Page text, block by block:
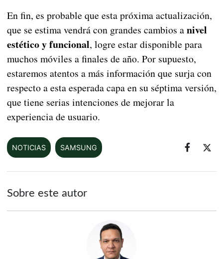
En fin, es probable que esta próxima actualización,
que se estima vendrá con grandes cambios anivel
estético y funcional, logre estar disponible para
muchos móviles a finales de año. Por supuesto,
estaremos atentos a más información que surja con
respecto a esta esperada capa en su séptima versión,
que tiene serias intenciones de mejorar la
experiencia de usuario.
NOTICIAS SAMSUNG
Sobre este autor